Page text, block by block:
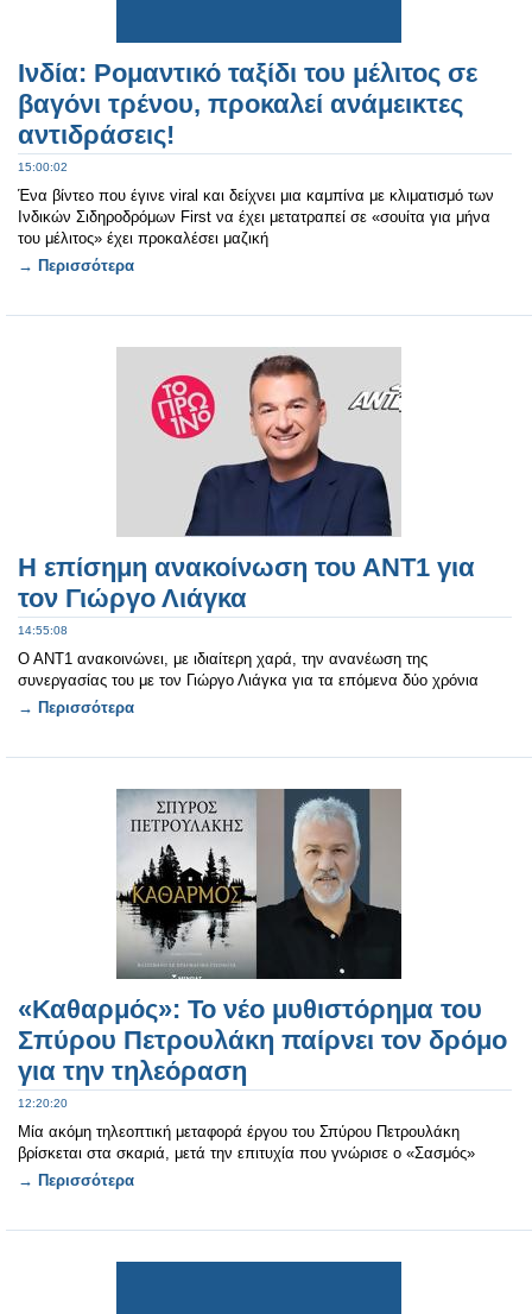
Ινδία: Ρομαντικό ταξίδι του μέλιτος σε
βαγόνι τρένου, προκαλεί ανάμεικτες
αντιδράσεις!
15:00:02
Ένα βίντεο που έγινε viral και δείχνει μια καμπίνα με κλιματισμό των
Ινδικών Σιδηροδρόμων First να έχει μετατραπεί σε «σουίτα για μήνα
του μέλιτος» έχει προκαλέσει μαζική
→ Περισσότερα
Η επίσημη ανακοίνωση του ΑΝΤ1 για
τον Γιώργο Λιάγκα
14:55:08
Ο ΑΝΤ1 ανακοινώνει, με ιδιαίτερη χαρά, την ανανέωση της
συνεργασίας του με τον Γιώργο Λιάγκα για τα επόμενα δύο χρόνια
→ Περισσότερα
«Καθαρμός»: Το νέο μυθιστόρημα του
Σπύρου Πετρουλάκη παίρνει τον δρόμο
για την τηλεόραση
12:20:20
Μία ακόμη τηλεοπτική μεταφορά έργου του Σπύρου Πετρουλάκη
βρίσκεται στα σκαριά, μετά την επιτυχία που γνώρισε ο «Σασμός»
→ Περισσότερα